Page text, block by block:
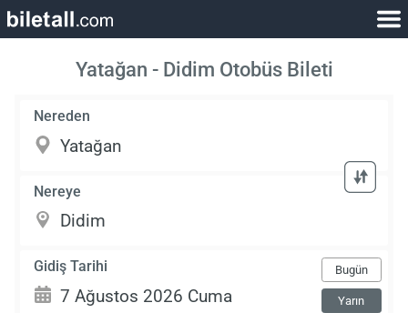
Yatağan - Didim Otobüs Bileti
Nereden
Nereye
Gidiş Tarihi Bugün
Yarın